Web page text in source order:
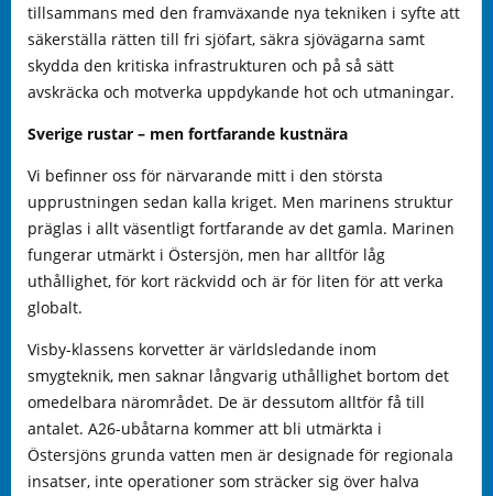
tillsammans med den framväxande nya tekniken i syfte att
säkerställa rätten till fri sjöfart, säkra sjövägarna samt
skydda den kritiska infrastrukturen och på så sätt
avskräcka och motverka uppdykande hot och utmaningar.
Sverige rustar – men fortfarande kustnära
Vi befinner oss för närvarande mitt i den största
upprustningen sedan kalla kriget. Men marinens struktur
präglas i allt väsentligt fortfarande av det gamla. Marinen
fungerar utmärkt i Östersjön, men har alltför låg
uthållighet, för kort räckvidd och är för liten för att verka
globalt.
Visby-klassens korvetter är världsledande inom
smygteknik, men saknar långvarig uthållighet bortom det
omedelbara närområdet. De är dessutom alltför få till
antalet. A26-ubåtarna kommer att bli utmärkta i
Östersjöns grunda vatten men är designade för regionala
insatser, inte operationer som sträcker sig över halva